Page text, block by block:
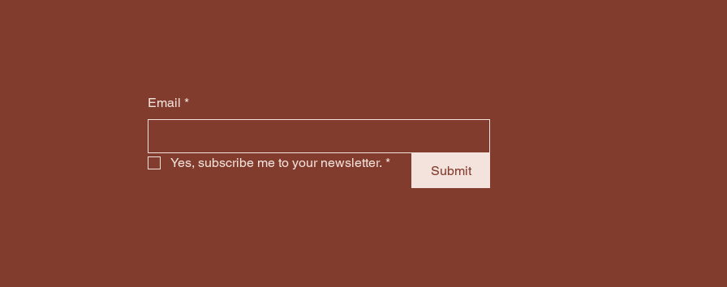
Email *
Yes, subscribe me to your newsletter. *
Submit